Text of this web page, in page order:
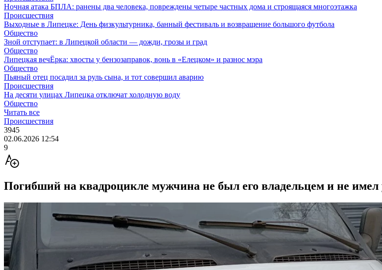
Ночная атака БПЛА: ранены два человека, повреждены четыре частных дома и строящаяся многоэтажка
Происшествия
Выходные в Липецке: День физкультурника, банный фестиваль и возвращение большого футбола
Общество
Зной отступает: в Липецкой области — дожди, грозы и град
Общество
Липецкая вечЁрка: хвосты у бензозаправок, вонь в «Елецком» и разнос мэра
Общество
Пьяный отец посадил за руль сына, и тот совершил аварию
Происшествия
На десяти улицах Липецка отключат холодную воду
Общество
Читать все
Происшествия
3945
02.06.2026 12:54
9
Погибший на квадроцикле мужчина не был его владельцем и не имел